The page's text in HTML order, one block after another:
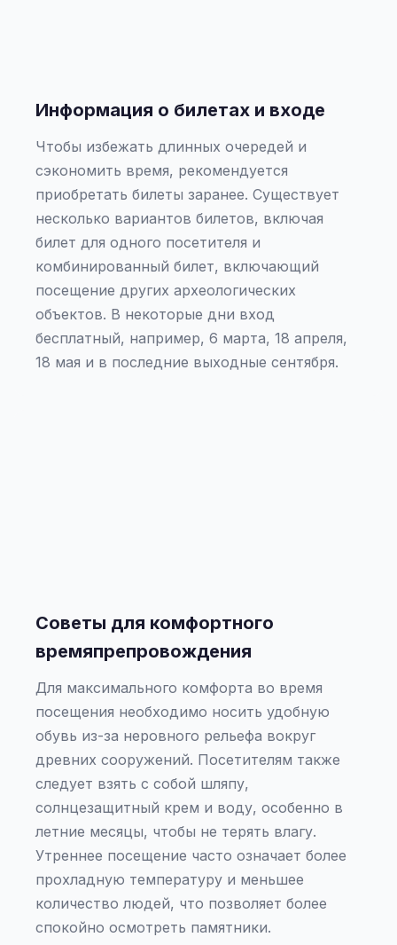
Информация о билетах и входе
Чтобы избежать длинных очередей и
сэкономить время, рекомендуется
приобретать билеты заранее. Существует
несколько вариантов билетов, включая
билет для одного посетителя и
комбинированный билет, включающий
посещение других археологических
объектов. В некоторые дни вход
бесплатный, например, 6 марта, 18 апреля,
18 мая и в последние выходные сентября.
Советы для комфортного
времяпрепровождения
Для максимального комфорта во время
посещения необходимо носить удобную
обувь из-за неровного рельефа вокруг
древних сооружений. Посетителям также
следует взять с собой шляпу,
солнцезащитный крем и воду, особенно в
летние месяцы, чтобы не терять влагу.
Утреннее посещение часто означает более
прохладную температуру и меньшее
количество людей, что позволяет более
спокойно осмотреть памятники.